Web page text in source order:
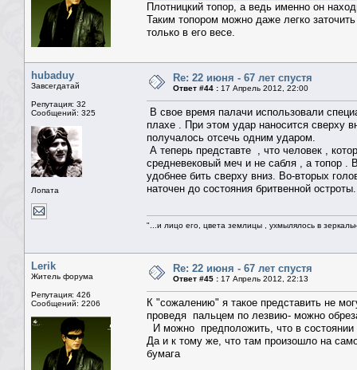
Плотницкий топор, а ведь именно он
Таким топором можно даже легко
только в его весе.
hubaduy
Завсегдатай
Репутация: 32
Сообщений: 325
Лопата
Re: 22 июня - 67 лет спустя
Ответ #44 : 17 Апрель 2012, 22:00
В свое время палачи использовали
плахе . При этом удар наносится сверху
получалось отсечь одним ударом.
А теперь представте , что человек ,
средневековый меч и не сабля , а топор .
удобнее бить сверху вниз. Во-вторых
наточен до состояния бритвенной остроты.
"...и лицо его, цвета землицы , ухмылялось в
Lerik
Житель форума
Репутация: 426
Сообщений: 2206
Re: 22 июня - 67 лет спустя
Ответ #45 : 17 Апрель 2012, 22:13
К "сожалению" я такое представить не
проведя пальцем по лезвию- можно
И можно предположить, что в
Да и к тому же, что там произошло на
бумага